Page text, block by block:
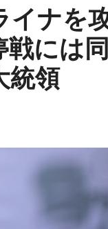
追加
特集
インタビュー
写真
イナを
には
統領